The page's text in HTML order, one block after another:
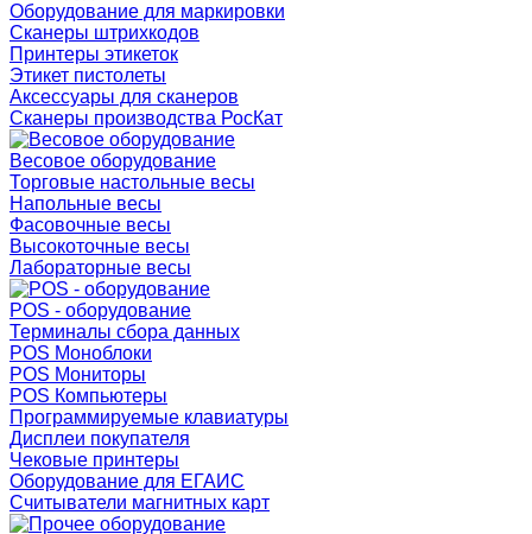
Оборудование для маркировки
Сканеры штрихкодов
Принтеры этикеток
Этикет пистолеты
Аксессуары для сканеров
Сканеры производства РосКат
Весовое оборудование
Торговые настольные весы
Напольные весы
Фасовочные весы
Высокоточные весы
Лабораторные весы
POS - оборудование
Терминалы сбора данных
POS Моноблоки
POS Мониторы
POS Компьютеры
Программируемые клавиатуры
Дисплеи покупателя
Чековые принтеры
Оборудование для ЕГАИС
Считыватели магнитных карт